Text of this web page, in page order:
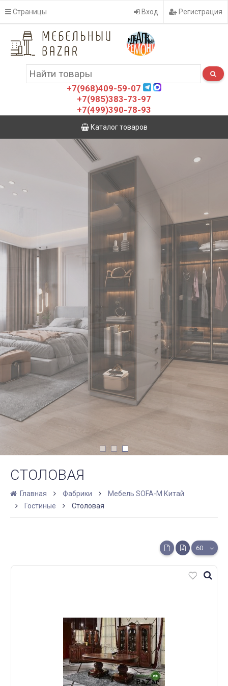
Страницы Вход Регистрация
+7(968)409-59-07
+7(985)383-73-97
+7(499)390-78-93
Каталог товаров
СТОЛОВАЯ
Главная Фабрики
Мебель SOFA-M Китай
Гостиные
Столовая
60